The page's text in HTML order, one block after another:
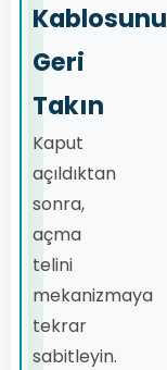
Kablosunu
Geri
Takın
Kaput
açıldıktan
sonra,
açma
telini
mekanizmaya
tekrar
sabitleyin.